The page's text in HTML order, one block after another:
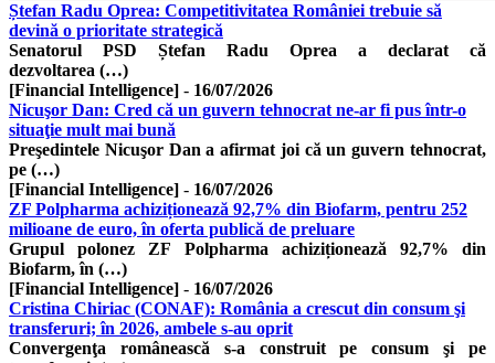
Ștefan Radu Oprea: Competitivitatea României trebuie să
devină o prioritate strategică
Senatorul PSD Ștefan Radu Oprea a declarat că
dezvoltarea (…)
[Financial Intelligence] - 16/07/2026
Nicuşor Dan: Cred că un guvern tehnocrat ne-ar fi pus într-o
situaţie mult mai bună
Preşedintele Nicuşor Dan a afirmat joi că un guvern tehnocrat,
pe (…)
[Financial Intelligence] - 16/07/2026
ZF Polpharma achiziționează 92,7% din Biofarm, pentru 252
milioane de euro, în oferta publică de preluare
Grupul polonez ZF Polpharma achiziționează 92,7% din
Biofarm, în (…)
[Financial Intelligence] - 16/07/2026
Cristina Chiriac (CONAF): România a crescut din consum şi
transferuri; în 2026, ambele s-au oprit
Convergenţa românească s-a construit pe consum şi pe